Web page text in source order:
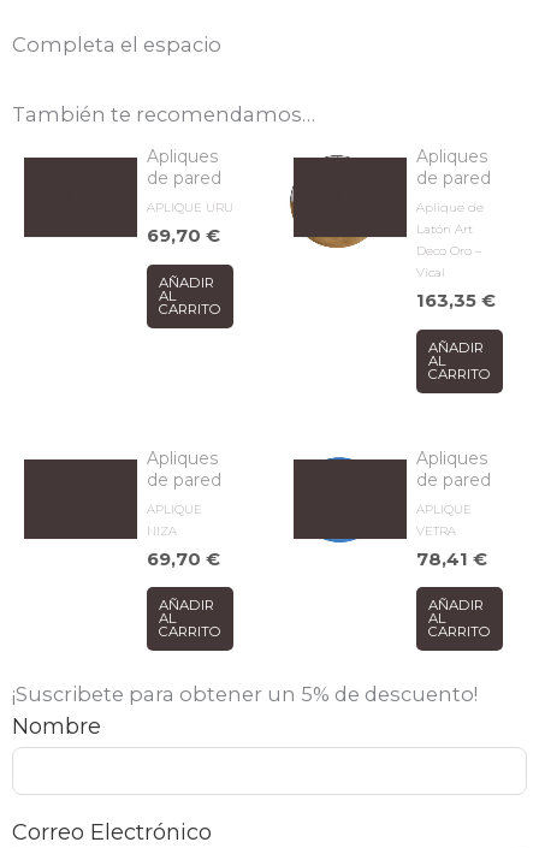
Completa el espacio
También te recomendamos…
Apliques
de pared
APLIQUE URU
69,70€
AÑADIR
AL
CARRITO
Apliques
de pared
Aplique de
Latón Art
Deco Oro –
Vical
163,35€
AÑADIR
AL
CARRITO
Apliques
de pared
APLIQUE
NIZA
69,70€
AÑADIR
AL
CARRITO
Apliques
de pared
APLIQUE
VETRA
78,41€
AÑADIR
AL
CARRITO
¡Suscribete para obtener un 5% de descuento!
Nombre
Correo Electrónico